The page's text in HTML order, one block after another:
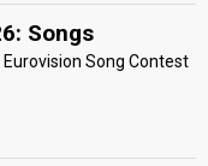
Songs
Song Contest